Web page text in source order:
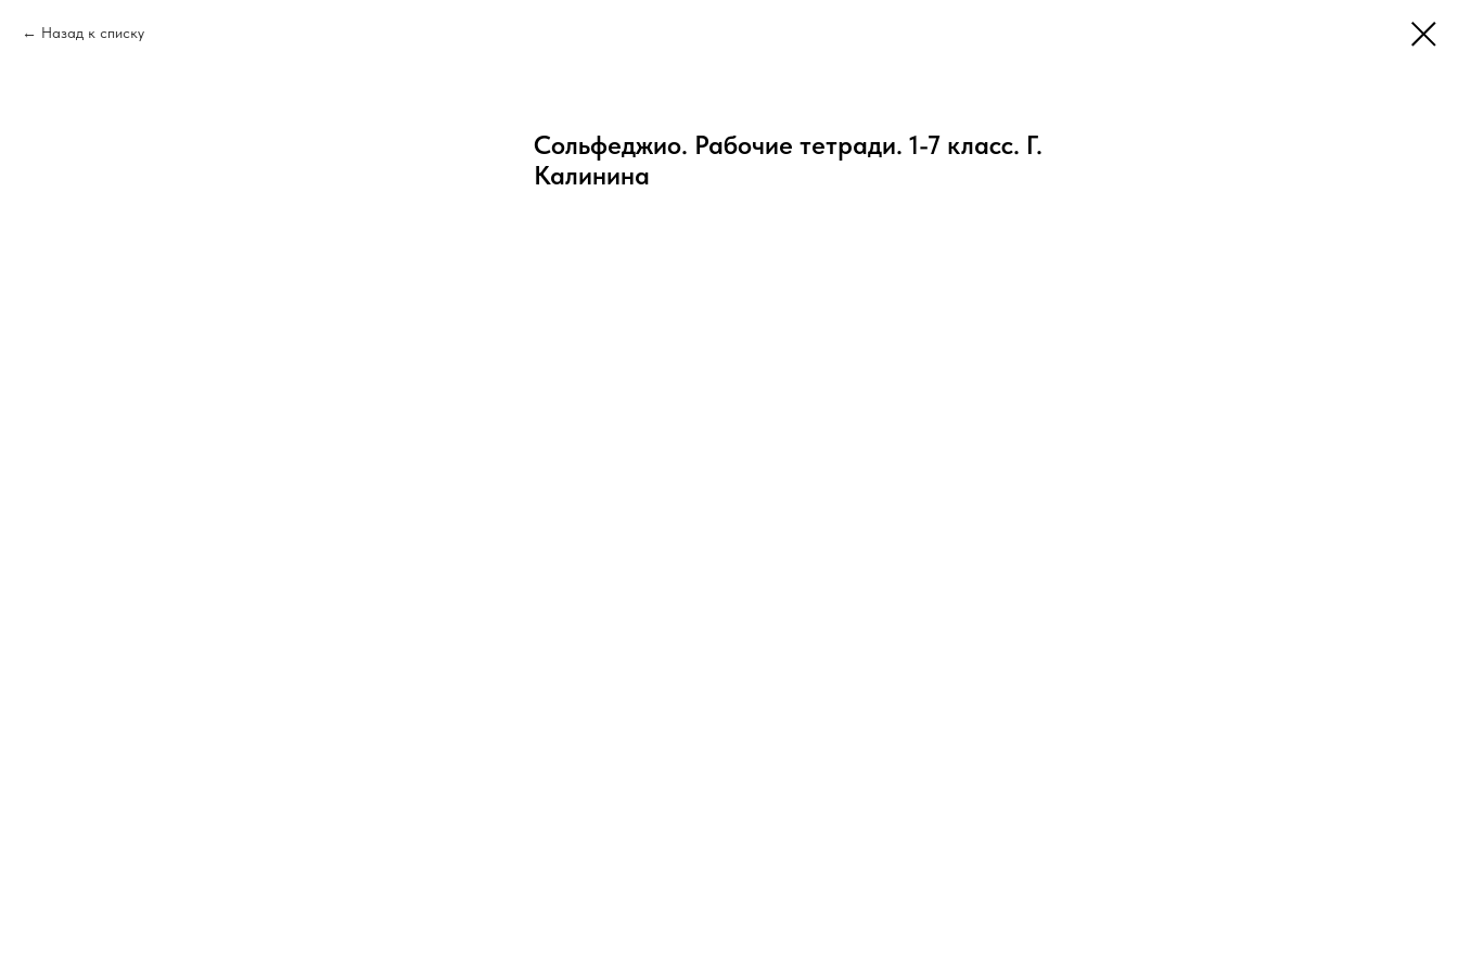
Назад к списку
Сольфеджио. Рабочие тетради. 1-7 класс. Г.
Калинина